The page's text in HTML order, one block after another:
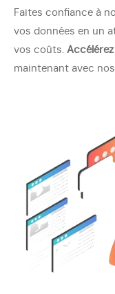
Faites confiance à
vos données en un
vos coûts.
maintenant avec